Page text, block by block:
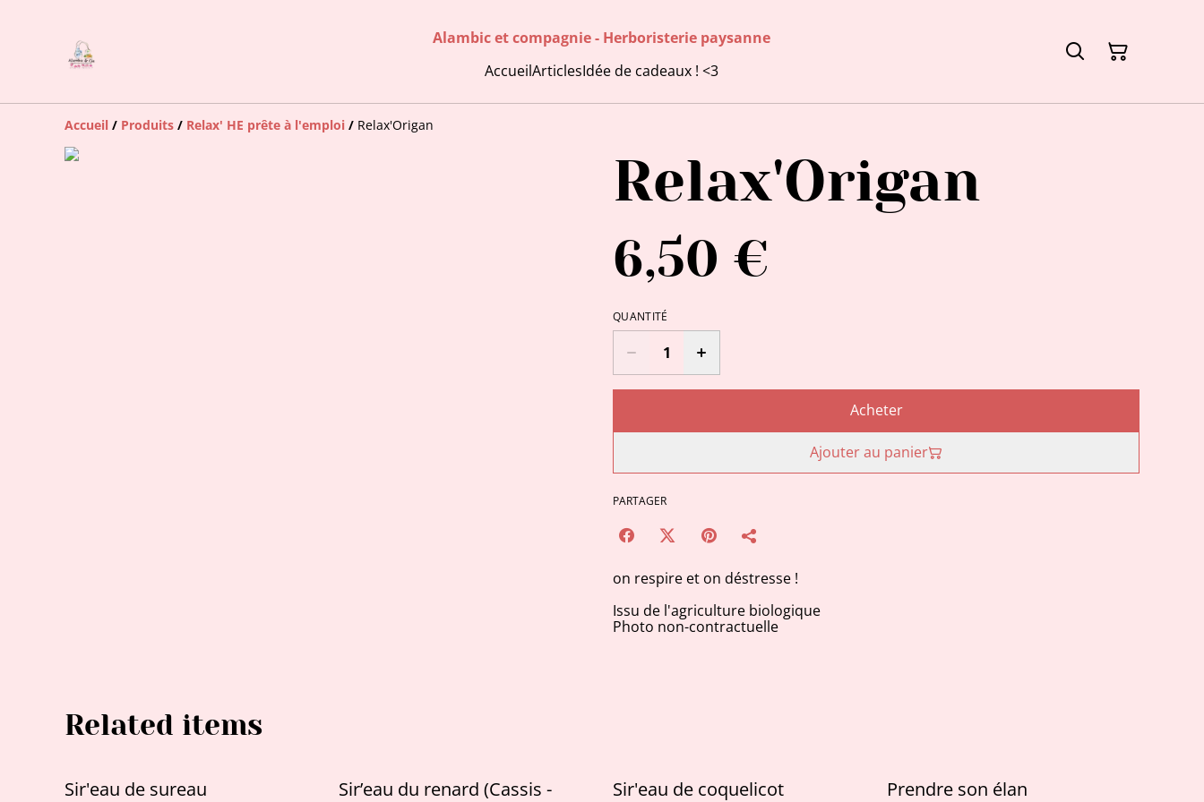
Alambic et compagnie - Herboristerie paysanne
AccueilArticlesIdée de cadeaux ! <3
Accueil / Produits / Relax' HE prête à l'emploi / Relax'Origan
Relax'Origan
6,50 €
QUANTITÉ
Acheter
Ajouter au panier
PARTAGER
on respire et on déstresse !
Issu de l'agriculture biologique
Photo non-contractuelle
Related items
Sir'eau de sureau
Sir’eau du renard (Cassis -
Sir'eau de coquelicot Prendre son élan